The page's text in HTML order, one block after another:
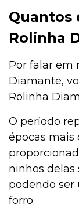
Quantos
Rolinha
Por falar em
Diamante,
Rolinha
O período
épocas mais
ninhos delas
podendo
forro.